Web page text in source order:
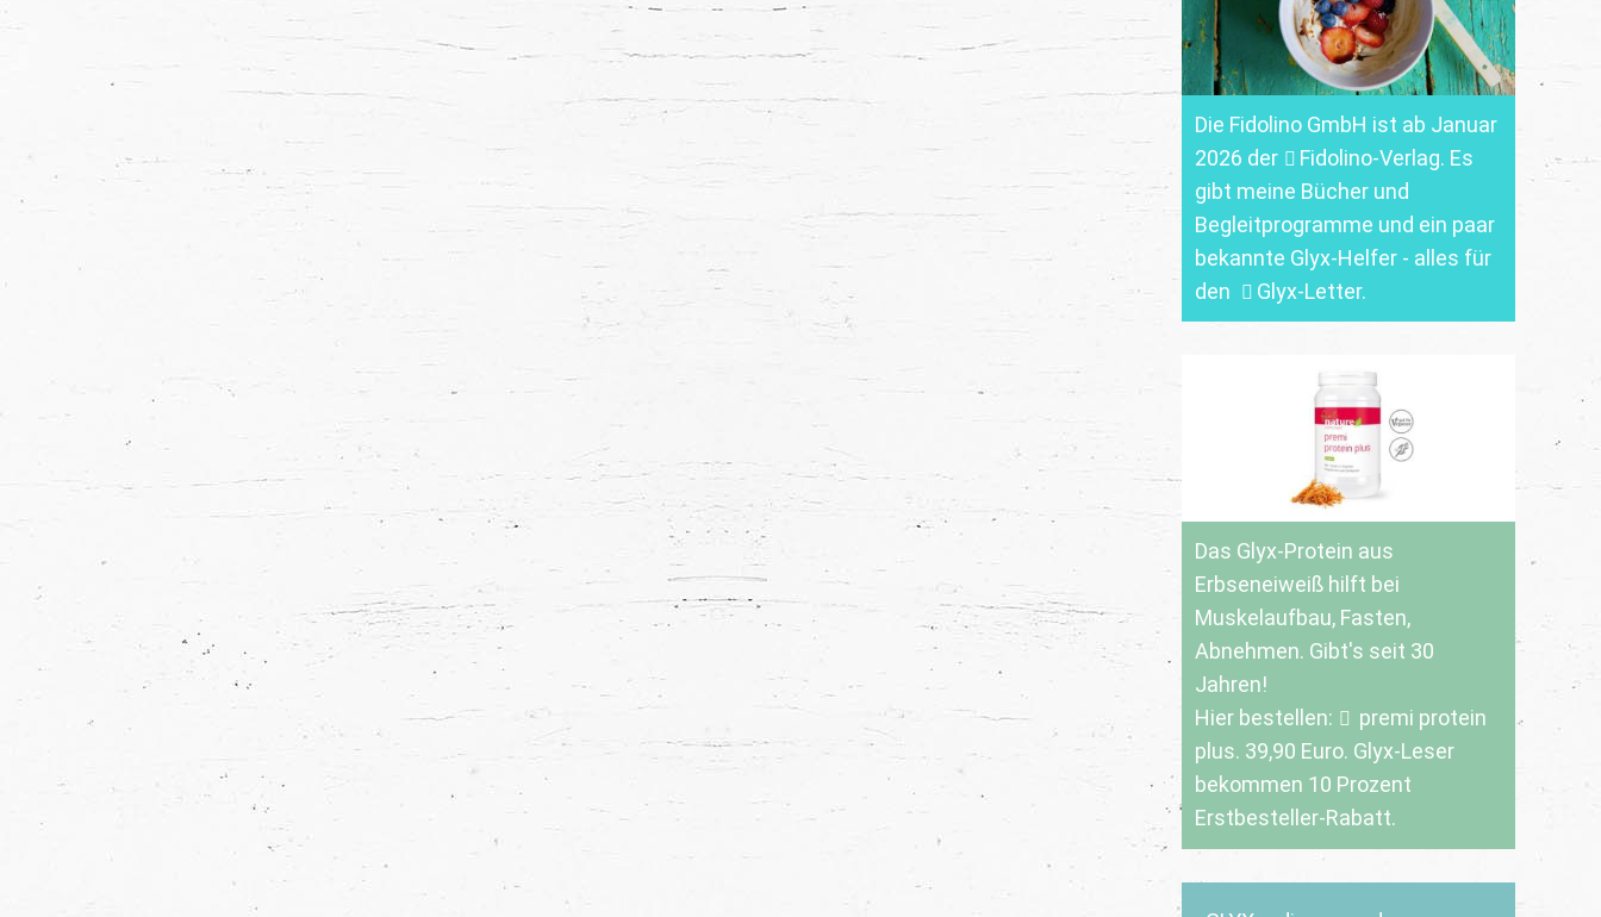
Die Fidolino GmbH ist ab Januar
2026 der
Fidolino-Verlag. Es
gibt meine Bücher und
Begleitprogramme und ein paar
bekannte Glyx-Helfer - alles für
den
Glyx-Letter.
Das Glyx-Protein aus
Erbseneiweiß hilft bei
Muskelaufbau, Fasten,
Abnehmen. Gibt's seit 30
Jahren!
Hier bestellen:
premi protein
plus. 39,90 Euro. Glyx-Leser
bekommen 10 Prozent
Erstbesteller-Rabatt.